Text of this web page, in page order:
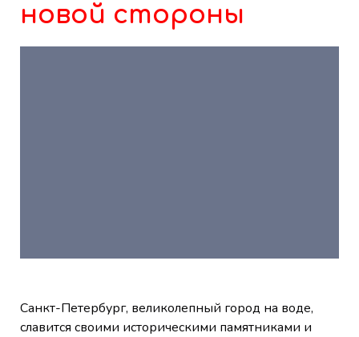
новой стороны
Санкт-Петербург, великолепный город на воде,
славится своими историческими памятниками и